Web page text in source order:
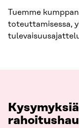
Tuemme
toteuttamisessa,